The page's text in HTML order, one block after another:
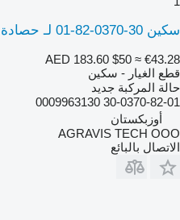
سكين 30-0370-82-01 لـ حصادة الذرة Claas RU450
AED 183.60 $50 ≈ €43.28
قطع الغيار - سكين
حالة المركبة جديد
30-0370-82-01 0009963130
أوزبكستان
AGRAVIS TECH OOO
الاتصال بالبائع